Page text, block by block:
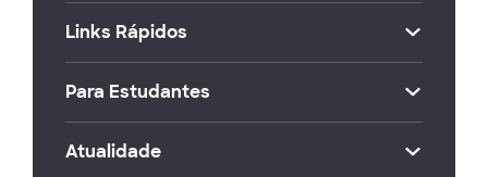
Links Rápidos
Para Estudantes
Atualidade